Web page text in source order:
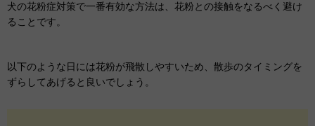
犬の花粉症対策で一番有効な方法は、花粉との接触をなるべく避け
ることです。
以下のような日には花粉が飛散しやすいため、散歩のタイミングを
ずらしてあげると良いでしょう。